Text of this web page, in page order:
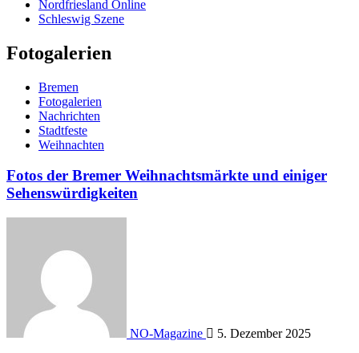
Nordfriesland Online
Schleswig Szene
Fotogalerien
Bremen
Fotogalerien
Nachrichten
Stadtfeste
Weihnachten
Fotos der Bremer Weihnachtsmärkte und einiger
Sehenswürdigkeiten
NO-Magazine
5. Dezember 2025